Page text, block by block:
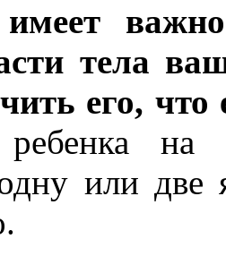
тела
его,
на
или две